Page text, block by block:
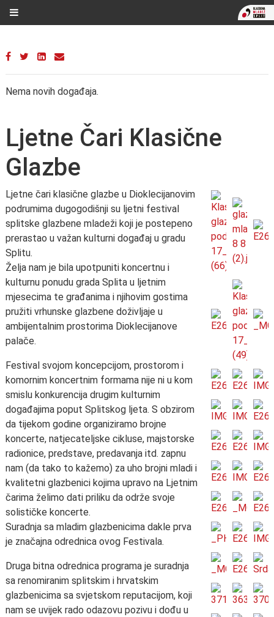
Nema novih događaja.
Ljetne Čari Klasične
Glazbe
Ljetne čari klasične glazbe u Dioklecijanovim
podrumima dugogodišnji su ljetni festival
splitske glazbene mladeži koji je postepeno
prerastao u važan kulturni događaj u gradu
Splitu.
Želja nam je bila upotpuniti koncertnu i
kulturnu ponudu grada Splita u ljetnim
mjesecima te građanima i njihovim gostima
pružiti vrhunske glazbene doživljaje u
ambijentalnim prostorima Dioklecijanove
palače.
Festival svojom koncepcijom, prostorom i
komornim koncertnim formama nije ni u kom
smislu konkurencija drugim kulturnim
događajima poput Splitskog ljeta. S obzirom
da tijekom godine organiziramo brojne
koncerte, natjecateljske cikluse, majstorske
radionice, predstave, predavanja itd. zapnu
nam (da tako to kažemo) za uho brojni mladi i
kvalitetni glazbenici kojima upravo na Ljetnim
čarima želimo dati priliku da održe svoje
solističke koncerte.
Suradnja sa mladim glazbenicima dakle prva
je značajna odrednica ovog Festivala.
Druga bitna odrednica programa je suradnja
sa renomiranim splitskim i hrvatskim
glazbenicima sa svjetskom reputacijom, koji
nam se uvijek rado odazovu pozivu i dođu u